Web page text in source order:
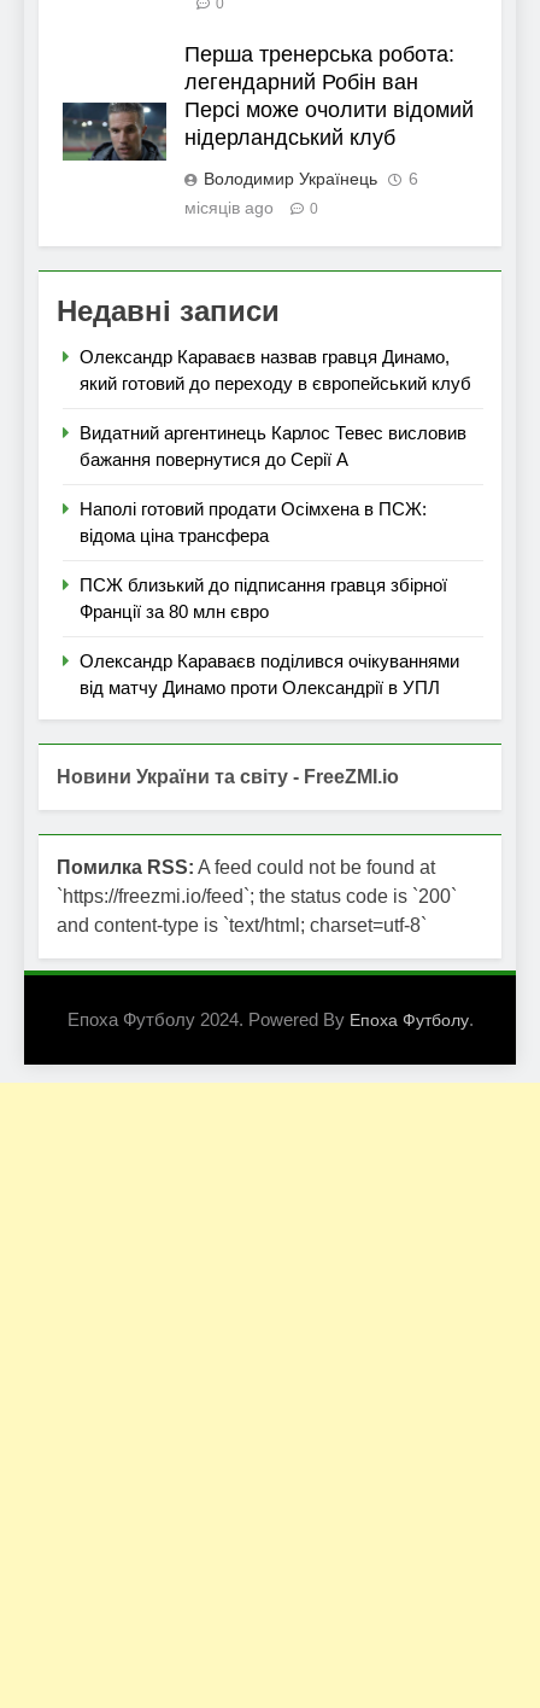
0
Перша тренерська робота:
легендарний Робін ван
Персі може очолити відомий
нідерландський клуб
Володимир Українець
6
місяців ago
0
Недавні записи
Олександр Караваєв назвав гравця Динамо,
який готовий до переходу в європейський клуб
Видатний аргентинець Карлос Тевес висловив
бажання повернутися до Серії А
Наполі готовий продати Осімхена в ПСЖ:
відома ціна трансфера
ПСЖ близький до підписання гравця збірної
Франції за 80 млн євро
Олександр Караваєв поділився очікуваннями
від матчу Динамо проти Олександрії в УПЛ
Новини України та світу - FreeZMI.io
Помилка RSS: A feed could not be found at
`https://freezmi.io/feed`; the status code is `200`
and content-type is `text/html; charset=utf-8`
Епоха Футболу 2024. Powered By Епоха Футболу.